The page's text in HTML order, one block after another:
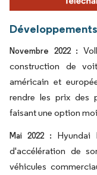
Novembre 2022 :
construction de
américain et
rendre les prix des
faisant une option
Mai 2022 : Hyundai
d'accélération de
véhicules